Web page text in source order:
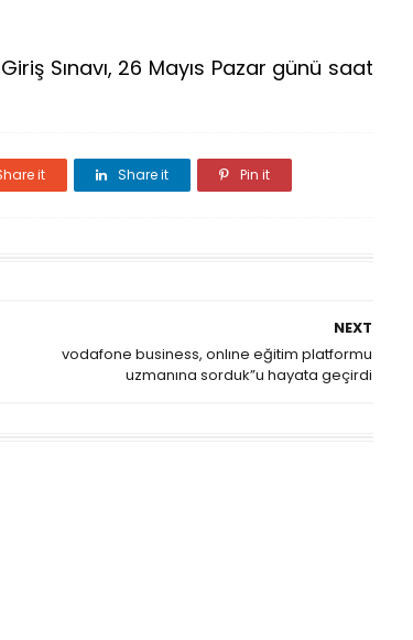
Sınavı, 26 Mayıs Pazar günü saat
it Share it Pin it
NEXT
vodafone business, onlıne eğitim platformu
uzmanına sorduk”u hayata geçirdi